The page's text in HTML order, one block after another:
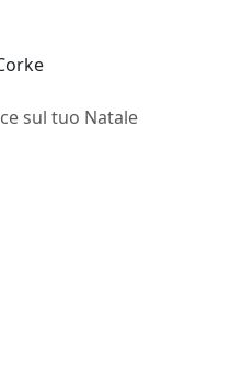
sul tuo Natale